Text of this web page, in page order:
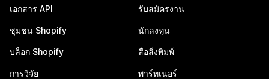
เอกสาร API
ชุมชน Shopify
บล็อก Shopify
การวิจัย
รับสมัครงาน
นักลงทุน
สื่อสิ่งพิมพ์
พาร์ทเนอร์